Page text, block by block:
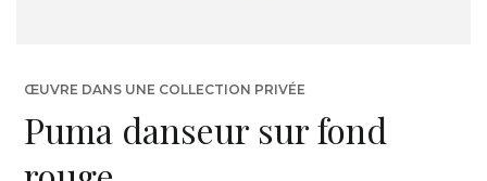
ŒUVRE DANS UNE COLLECTION PRIVÉE
Puma danseur sur fond